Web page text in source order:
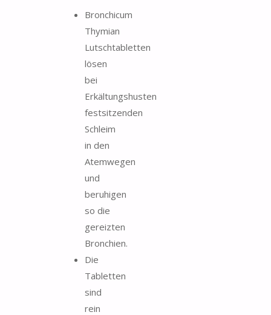
Bronchicum
Thymian
Lutschtabletten
lösen
bei
Erkältungshusten
festsitzenden
Schleim
in den
Atemwegen
und
beruhigen
so die
gereizten
Bronchien.
Die
Tabletten
sind
rein